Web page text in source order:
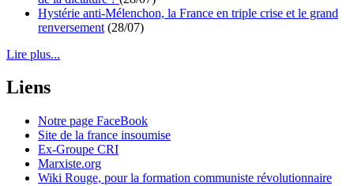
Hystérie anti-Mélenchon, la France en triple crise et le grand
renversement (28/07)
Lire plus...
Liens
Notre page FaceBook
Site de la france insoumise
Ex-Groupe CRI
Marxiste.org
Wiki Rouge, pour la formation communiste révolutionnaire